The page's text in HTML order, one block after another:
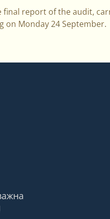
final report of the audit,
on Monday 24 September.